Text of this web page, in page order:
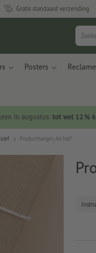
Gratis standaard verzending
Posters
in augustus: tot wel 12 %
Producthanger, A6 half